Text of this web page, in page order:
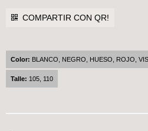
COMPARTIR CON QR!
Color: BLANCO, NEGRO, HUESO, ROJO,
Talle: 105, 110